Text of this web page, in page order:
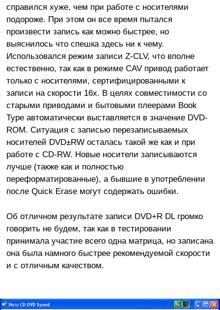
справился хуже, чем при работе с носителями
подороже. При этом он все время пытался
произвести запись как можно быстрее, но
выяснилось что спешка здесь ни к чему.
Использовался режим записи Z-CLV, что вполне
естественно, так как в режиме CAV привод работает
только с носителями, сертифицированными к
записи на скорости 16x. В целях совместимости со
старыми приводами и бытовыми плеерами Book
Type автоматически выставляется в значение DVD-
ROM. Ситуация с записью перезаписываемых
носителей DVD±RW осталась такой же как и при
работе с CD-RW. Новые носители записываются
лучше (также как и полностью
переформатированные), а бывшие в употреблении
после Quick Erase могут содержать ошибки.
Об отличном результате записи DVD+R DL громко
говорить не будем, так как в тестировании
принимала участие всего одна матрица, но записана
она была намного быстрее рекомендуемой скорости
и с отличным качеством.